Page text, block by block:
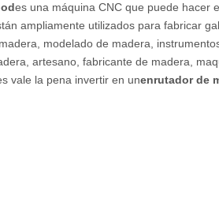
es una máquina CNC que puede hacer
ampliamente utilizados para fabricar
modelado de madera,
artesano, fabricante de madera,
vale la pena invertir en unenrutador de